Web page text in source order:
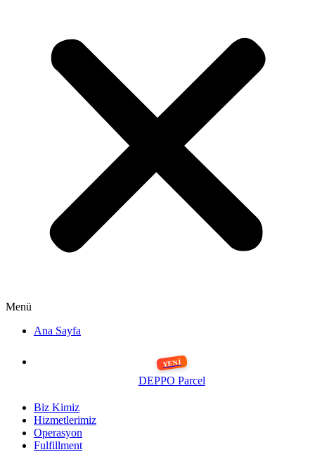
Menü
Ana Sayfa
DEPPO Parcel
Biz Kimiz
Hizmetlerimiz
Operasyon
Fulfillment